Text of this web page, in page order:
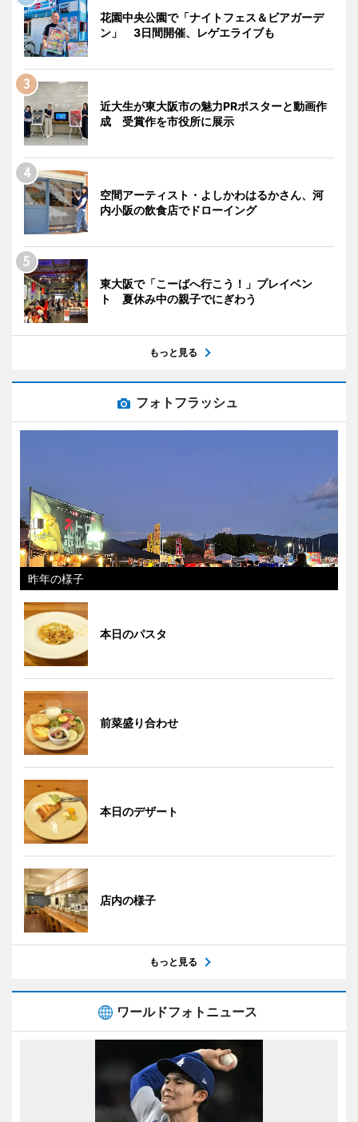
花園中央公園で「ナイトフェス＆ビアガーデ
ン」 3日間開催、レゲエライブも
近大生が東大阪市の魅力PRポスターと動画作
成 受賞作を市役所に展示
空間アーティスト・よしかわはるかさん、河
内小阪の飲食店でドローイング
東大阪で「こーばへ行こう！」プレイベン
ト 夏休み中の親子でにぎわう
もっと見る
フォトフラッシュ
昨年の様子
本日のパスタ
前菜盛り合わせ
本日のデザート
店内の様子
もっと見る
ワールドフォトニュース